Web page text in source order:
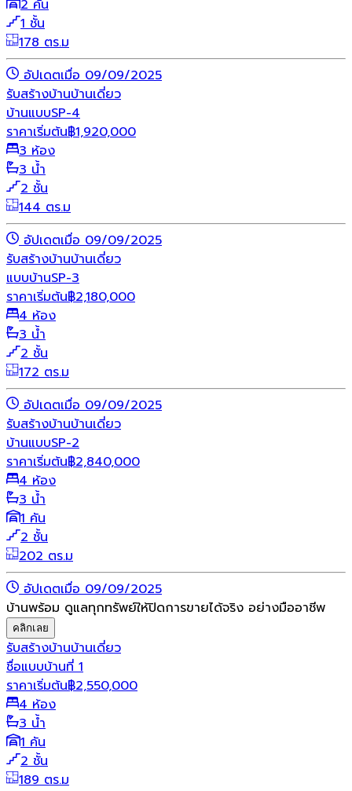
2 คัน
1 ชั้น
178 ตร.ม
อัปเดตเมื่อ 09/09/2025
รับสร้างบ้านบ้านเดี่ยว
บ้านแบบSP-4
ราคาเริ่มต้น฿1,920,000
3 ห้อง
3 น้ำ
2 ชั้น
144 ตร.ม
อัปเดตเมื่อ 09/09/2025
รับสร้างบ้านบ้านเดี่ยว
แบบบ้านSP-3
ราคาเริ่มต้น฿2,180,000
4 ห้อง
3 น้ำ
2 ชั้น
172 ตร.ม
อัปเดตเมื่อ 09/09/2025
รับสร้างบ้านบ้านเดี่ยว
บ้านแบบSP-2
ราคาเริ่มต้น฿2,840,000
4 ห้อง
3 น้ำ
1 คัน
2 ชั้น
202 ตร.ม
อัปเดตเมื่อ 09/09/2025
บ้านพร้อม ดูแลทุกทรัพย์ให้ปิดการขายได้จริง อย่างมืออาชีพ
คลิกเลย
รับสร้างบ้านบ้านเดี่ยว
ชื่อแบบบ้านที่ 1
ราคาเริ่มต้น฿2,550,000
4 ห้อง
3 น้ำ
1 คัน
2 ชั้น
189 ตร.ม